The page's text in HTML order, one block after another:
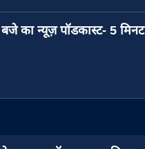
का न्यूज़ पॉडकास्ट- 5 मिनट